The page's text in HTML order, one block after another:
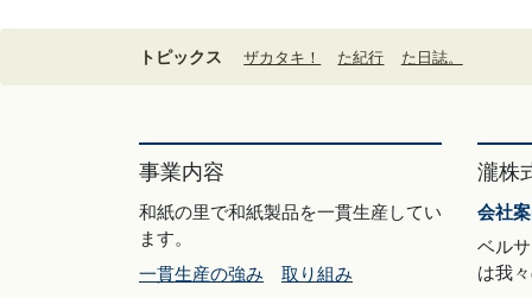
トピックス ザカタキ！ た紀行 た日誌。
事業内容
和紙の里で和紙製品を一貫生産してい
ます。
一貫生産の強み
取り組み
瀧株
会社
ベル
は我